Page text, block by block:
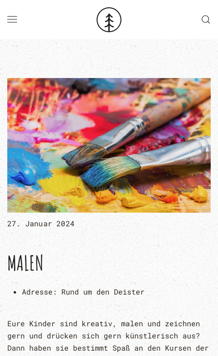
Skip to main content
27. Januar 2024
MALEN
Adresse: Rund um den Deister
Eure Kinder sind kreativ, malen und zeichnen
gern und drücken sich gern künstlerisch aus?
Dann haben sie bestimmt Spaß an den Kursen der